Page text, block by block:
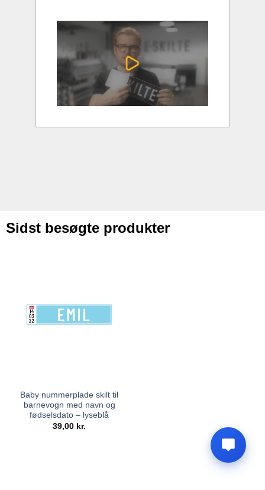
Sidst besøgte produkter
Baby nummerplade skilt til
barnevogn med navn og
fødselsdato – lyseblå
39,00 kr.